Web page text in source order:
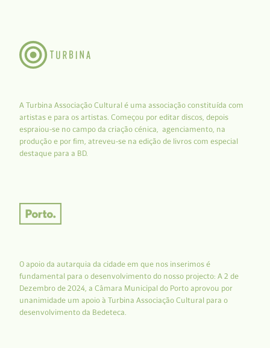
A Turbina Associação Cultural é uma associação constituída com
artistas e para os artistas. Começou por editar discos, depois
espraiou-se no campo da criação cénica, agenciamento, na
produção e por fim, atreveu-se na edição de livros com especial
destaque para a BD.
O apoio da autarquia da cidade em que nos inserimos é
fundamental para o desenvolvimento do nosso projecto: A 2 de
Dezembro de 2024, a Câmara Municipal do Porto aprovou por
unanimidade um apoio à Turbina Associação Cultural para o
desenvolvimento da Bedeteca.